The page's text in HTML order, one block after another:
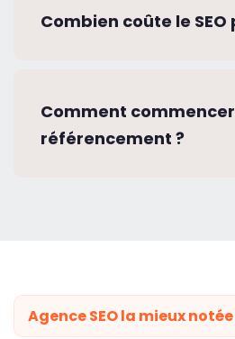
Combien coûte le SEO
Comment
référencement ?
Agence SEO la mieux